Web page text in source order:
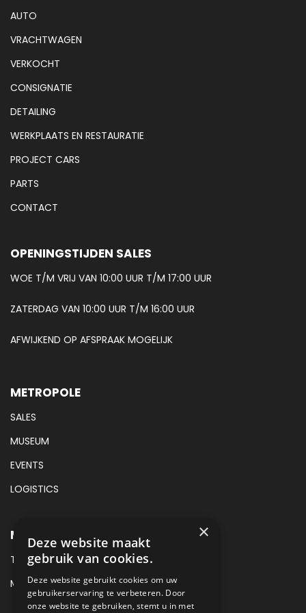
AUTO
VRACHTWAGEN
VERKOCHT
CONSIGNATIE
DETAILING
WERKPLAATS EN RESTAURATIE
PROJECT CARS
PARTS
CONTACT
OPENINGSTIJDEN SALES
WOE T/M VRIJ VAN 10:00 UUR T/M 17:00 UUR
ZATERDAG VAN 10:00 UUR T/M 16:00 UUR
AFWIJKEND OP AFSPRAAK MOGELIJK
METROPOLE
SALES
MUSEUM
EVENTS
LOGISTICS
METROPOLE SALES CONTACT
TEL:+31 (0) 88 425 94 00
MAIL:SALES@METROPOLE.NL
×
Deze website maakt
gebruik van cookies.
Deze website gebruikt cookies om uw
gebruikerservaring te verbeteren. Door
onze website te gebruiken, stemt u in met